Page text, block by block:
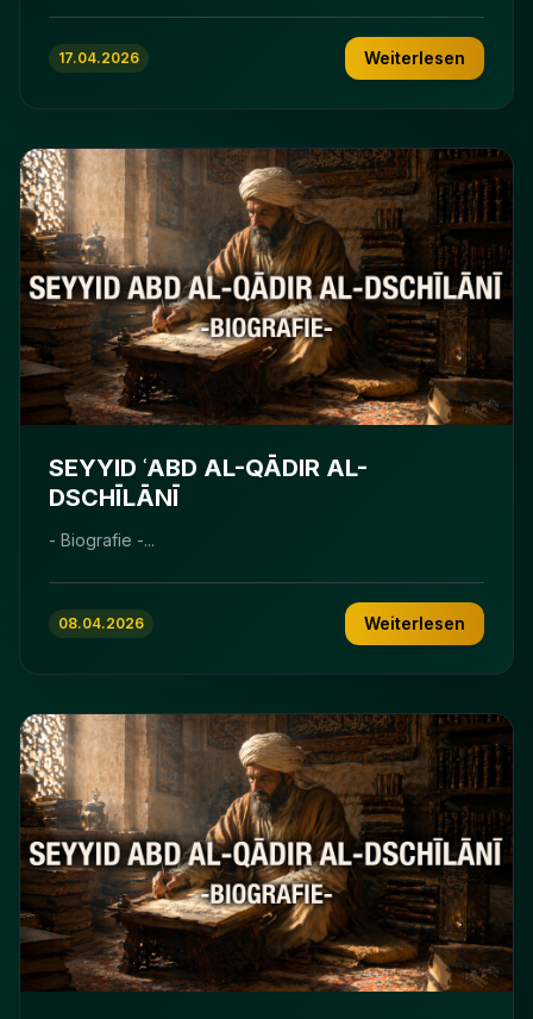
17.04.2026 Weiterlesen
SEYYID ʿABD AL-QĀDIR AL-
DSCHĪLĀNĪ
- Biografie -...
08.04.2026 Weiterlesen